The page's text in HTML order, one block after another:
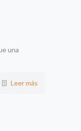
una
Leer más